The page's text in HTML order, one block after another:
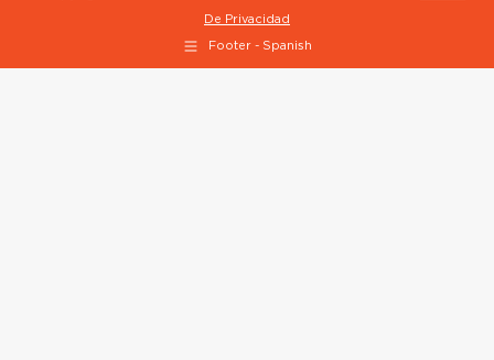
De Privacidad
Footer - Spanish